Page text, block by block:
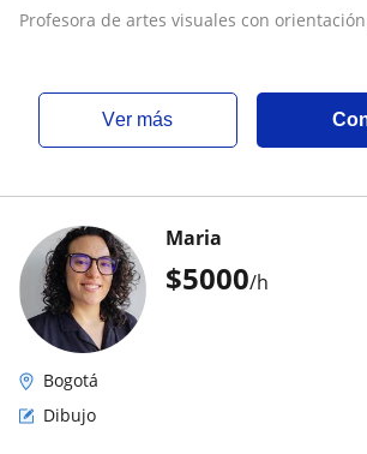
Profesora de artes visuales con
ver más
$5000/h
Maria
Bogotá
Dibujo